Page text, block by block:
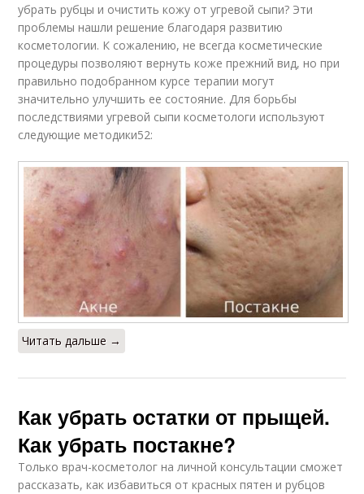
убрать рубцы и очистить кожу от угревой сыпи? Эти
проблемы нашли решение благодаря развитию
косметологии. К сожалению, не всегда косметические
процедуры позволяют вернуть коже прежний вид, но при
правильно подобранном курсе терапии могут
значительно улучшить ее состояние. Для борьбы
последствиями угревой сыпи косметологи используют
следующие методики52:
Читать дальше →
Как убрать остатки от прыщей.
Как убрать постакне?
Только врач-косметолог на личной консультации сможет
рассказать, как избавиться от красных пятен и рубцов